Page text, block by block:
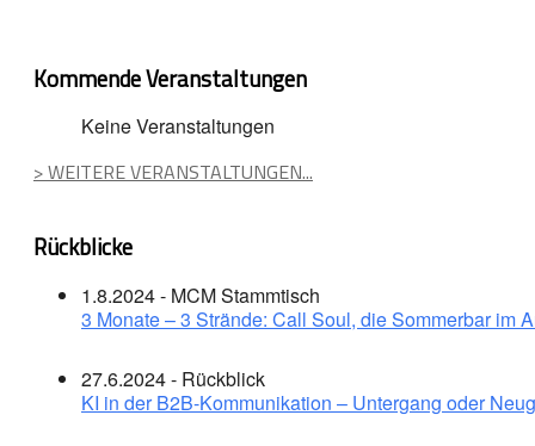
Kommende Veranstaltungen
Keine Veranstaltungen
> WEITERE VERANSTALTUNGEN...
Rückblicke
1.8.2024 - MCM Stammtisch
3 Monate – 3 Strände: Call Soul, die Sommerbar im
27.6.2024 - Rückblick
KI in der B2B-Kommunikation – Untergang oder